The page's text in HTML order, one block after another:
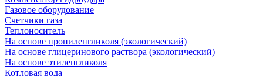
Газовое оборудование
Счетчики газа
Теплоноситель
На основе пропиленгликоля (экологический)
На основе глицеринового раствора (экологический)
На основе этиленгликоля
Котловая вода